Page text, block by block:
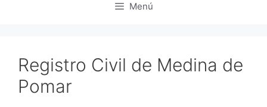
Menú
Registro Civil de Medina de
Pomar